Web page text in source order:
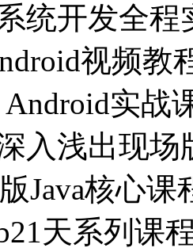
系统开发全
Android视
Android
深入浅出
版Java核
天系